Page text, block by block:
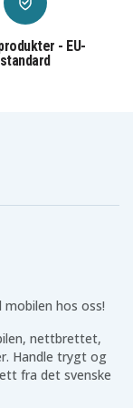
som AirPods,
som
fraktpris og
- EU-
standard
hos oss!
nettbrettet,
Handle trygt og
fra det svenske